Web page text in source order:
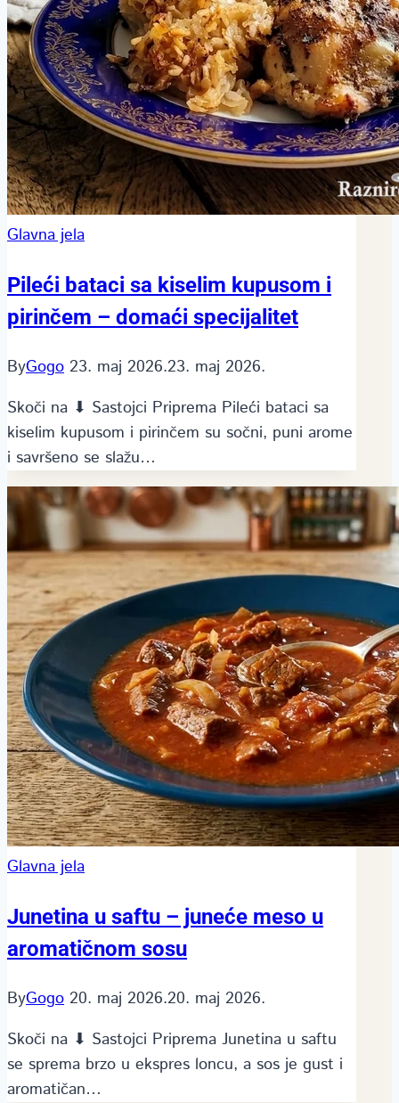
Glavna jela
Pileći bataci sa kiselim kupusom i
pirinčem – domaći specijalitet
ByGogo 23. maj 2026.23. maj 2026.
Skoči na ⬇ Sastojci Priprema Pileći bataci sa
kiselim kupusom i pirinčem su sočni, puni arome
i savršeno se slažu…
Glavna jela
Junetina u saftu – juneće meso u
aromatičnom sosu
ByGogo 20. maj 2026.20. maj 2026.
Skoči na ⬇ Sastojci Priprema Junetina u saftu
se sprema brzo u ekspres loncu, a sos je gust i
aromatičan…